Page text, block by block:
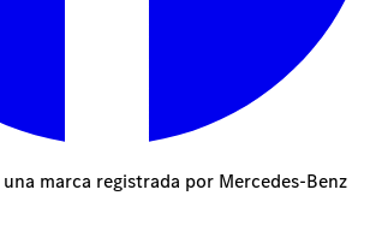
marca registrada por Mercedes-Benz